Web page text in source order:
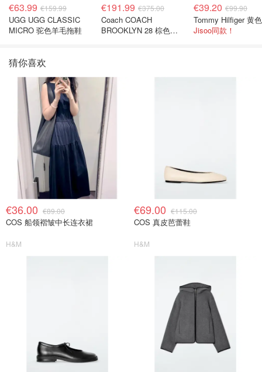
€63.99 €159.99
UGG UGG CLASSIC
MICRO 驼色羊毛拖鞋
€191.99 €375.00
Coach COACH
BROOKLYN 28 棕色金
€39.20 €99.90
Jisoo同款！
猜你喜欢
€36.00 €89.00
COS 船领褶皱中长连衣裙
H&M
€69.00 €115.00
COS 真皮芭蕾鞋
H&M